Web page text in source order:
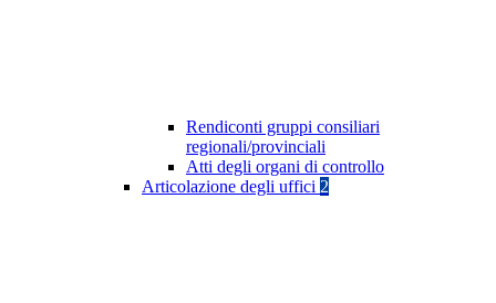
Rendiconti gruppi consiliari
regionali/provinciali
Atti degli organi di controllo
Articolazione degli uffici 2